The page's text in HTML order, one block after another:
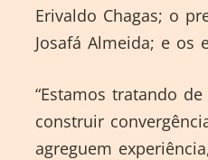
Erivaldo Chagas; o
Josafá Almeida; e os
“Estamos tratando
construir
agreguem